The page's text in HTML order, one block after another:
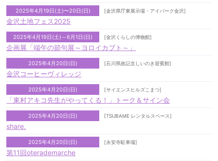
2025年4月19日(土)〜20日(日) [金沢県庁東展示場・アイパーク金沢]
金沢土地フェス2025
2025年4月19日(土)～6月1日(日) [金沢くらしの博物館]
企画展「端午の節句展～ヨロイカブト～」
2025年4月20日(日) [石川県政記念しいのき迎賓館]
金沢コーヒーヴィレッジ
2025年4月20日(日) [サイエンスヒルズこまつ]
「東村アキコ先生がやってくる！」トーク＆サイン会
2025年4月20日(日) [TSUBAME レンタルスペース]
share.
2025年4月20日(日) [永安寺駐車場]
第11回oterademarche